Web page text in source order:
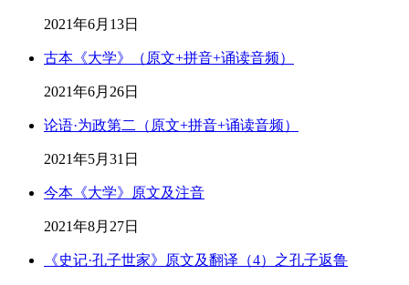
2021年6月13日
古本《大学》（原文+拼音+诵读音频）
2021年6月26日
论语·为政第二（原文+拼音+诵读音频）
2021年5月31日
今本《大学》原文及注音
2021年8月27日
《史记·孔子世家》原文及翻译（4）之孔子返鲁